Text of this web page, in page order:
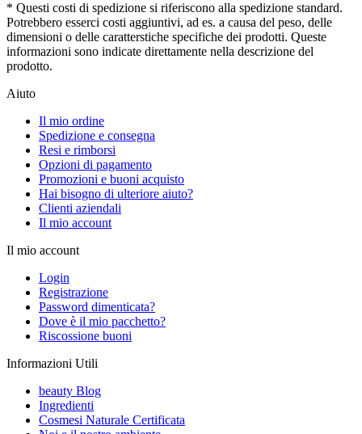
* Questi costi di spedizione si riferiscono alla spedizione standard.
Potrebbero esserci costi aggiuntivi, ad es. a causa del peso, delle
dimensioni o delle caratterstiche specifiche dei prodotti. Queste
informazioni sono indicate direttamente nella descrizione del
prodotto.
Aiuto
Il mio ordine
Spedizione e consegna
Resi e rimborsi
Opzioni di pagamento
Promozioni e buoni acquisto
Hai bisogno di ulteriore aiuto?
Clienti aziendali
Il mio account
Il mio account
Login
Registrazione
Password dimenticata?
Dove è il mio pacchetto?
Riscossione buoni
Informazioni Utili
beauty Blog
Ingredienti
Cosmesi Naturale Certificata